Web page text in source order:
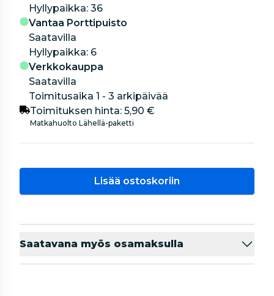
hyllypaikka: 36
Vantaa Porttipuisto
Saatavilla
hyllypaikka: 6
Verkkokauppa
Saatavilla
Toimitusaika 1 - 3 arkipäivää
Toimituksen hinta: 5,90 €
Matkahuolto Lähellä-paketti
Lisää ostoskoriin
Saatavana myös osamaksulla